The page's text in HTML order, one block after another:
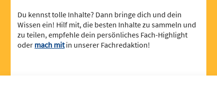
Du kennst tolle Inhalte? Dann bringe dich und dein
Wissen ein! Hilf mit, die besten Inhalte zu sammeln und
zu teilen, empfehle dein persönliches Fach-Highlight
oder mach mitin unserer Fachredaktion!